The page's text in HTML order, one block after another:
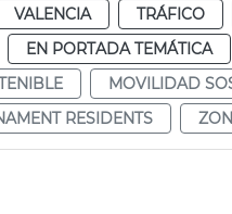
VALENCIA TRÁFICO
EN PORTADA TEMÁTICA
MOVILIDAD
RESIDENTS